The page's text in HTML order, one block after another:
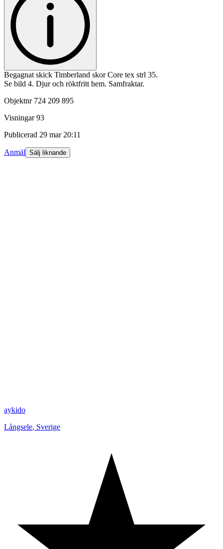
Begagnat skick Timberland skor Core tex strl 35.
Se bild 4. Djur och röktfritt hem. Samfraktar.
Objektnr 724 209 895
Visningar 93
Publicerad 29 mar 20:11
Anmäl Sälj liknande
aykido
Långsele, Sverige